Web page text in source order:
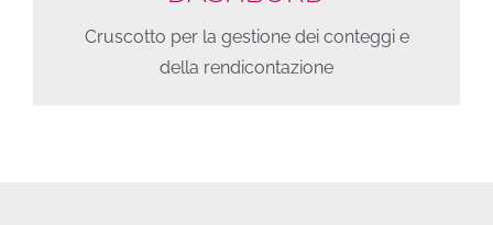
Cruscotto per la gestione dei conteggi e
della rendicontazione